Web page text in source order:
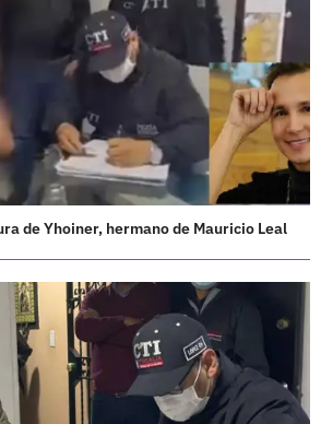
de Yhoiner, hermano de Mauricio Leal